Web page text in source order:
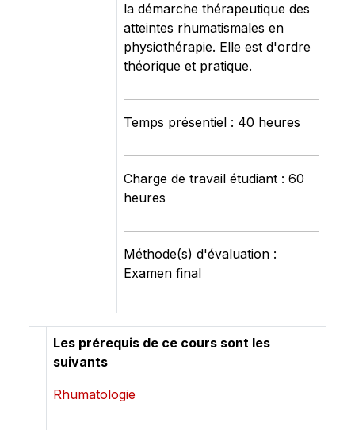
la démarche thérapeutique des
atteintes rhumatismales en
physiothérapie. Elle est d'ordre
théorique et pratique.
Temps présentiel : 40 heures
Charge de travail étudiant : 60
heures
Méthode(s) d'évaluation :
Examen final
Les prérequis de ce cours sont les
suivants
Rhumatologie